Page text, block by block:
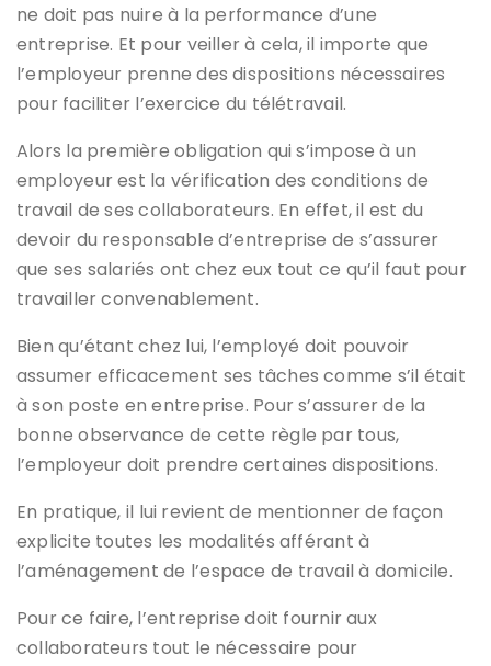
ne doit pas nuire à la performance d’une
entreprise. Et pour veiller à cela, il importe que
l’employeur prenne des dispositions nécessaires
pour faciliter l’exercice du télétravail.
Alors la première obligation qui s’impose à un
employeur est la vérification des conditions de
travail de ses collaborateurs. En effet, il est du
devoir du responsable d’entreprise de s’assurer
que ses salariés ont chez eux tout ce qu’il faut pour
travailler convenablement.
Bien qu’étant chez lui, l’employé doit pouvoir
assumer efficacement ses tâches comme s’il était
à son poste en entreprise. Pour s’assurer de la
bonne observance de cette règle par tous,
l’employeur doit prendre certaines dispositions.
En pratique, il lui revient de mentionner de façon
explicite toutes les modalités afférant à
l’aménagement de l’espace de travail à domicile.
Pour ce faire, l’entreprise doit fournir aux
collaborateurs tout le nécessaire pour